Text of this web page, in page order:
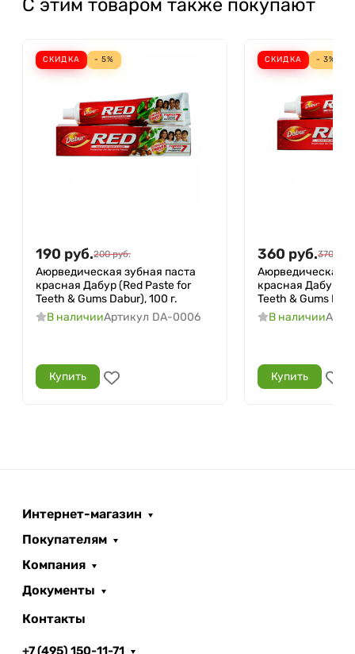
С этим товаром также покупают
СКИДКА - 5%
190 руб.200 руб.
Аюрведическая зубная паста
красная Дабур (Red Paste for
Teeth & Gums Dabur), 100 г.
В наличииАртикул DA-0006
Купить
СКИДКА - 3%
360 руб.370
Аюрведическая
красная Дабур
Teeth & Gums
В наличии
Купить
Интернет-магазин
Покупателям
Компания
Документы
Контакты
+7 (495) 150-11-71